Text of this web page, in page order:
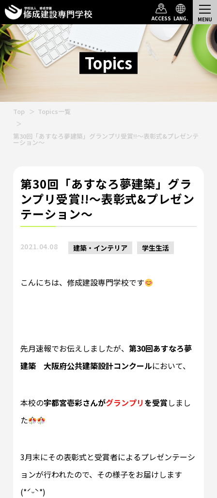
ACCESS LANG.
Topics
Top Topics一覧
第30回「あすなろ夢建築」グランプリ受賞!!～表彰式&プレゼンテ
ーション～
第30回「あすなろ夢建築」グラ
ンプリ受賞!!～表彰式&プレゼン
テーション～
2021.04.08 建築・インテリア 学生生活
こんにちは、修成建設専門学校です
先月速報でお伝えしましたが、 第30回あすなろ夢
建築 大阪府公共建築設計コンクールにおいて、
本校の宇都宮壱彩さんがグランプリを受賞しまし
た
3月末にその表彰式と受賞者によるプレゼンテーシ
ョンが行われたので、その様子をお届けします
(*ˊᵕˋ*)